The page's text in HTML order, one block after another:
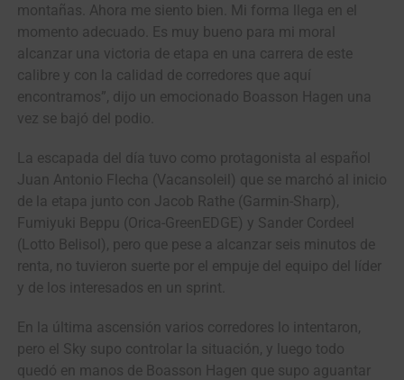
montañas. Ahora me siento bien. Mi forma llega en el
momento adecuado. Es muy bueno para mi moral
alcanzar una victoria de etapa en una carrera de este
calibre y con la calidad de corredores que aquí
encontramos”, dijo un emocionado Boasson Hagen una
vez se bajó del podio.
La escapada del día tuvo como protagonista al español
Juan Antonio Flecha (Vacansoleil) que se marchó al inicio
de la etapa junto con Jacob Rathe (Garmin-Sharp),
Fumiyuki Beppu (Orica-GreenEDGE) y Sander Cordeel
(Lotto Belisol), pero que pese a alcanzar seis minutos de
renta, no tuvieron suerte por el empuje del equipo del líder
y de los interesados en un sprint.
En la última ascensión varios corredores lo intentaron,
pero el Sky supo controlar la situación, y luego todo
quedó en manos de Boasson Hagen que supo aguantar